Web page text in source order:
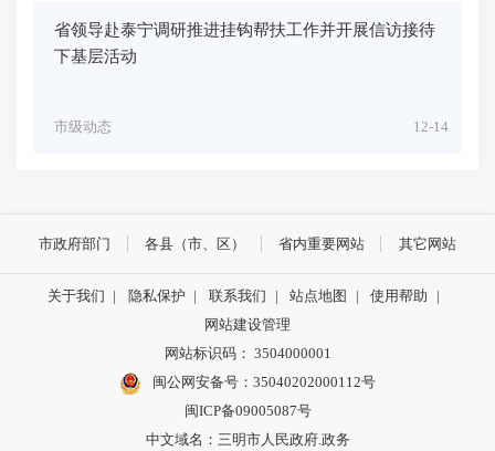
省领导赴泰宁调研推进挂钩帮扶工作并开展信访接待
下基层活动
12-14
市级动态
市政府部门 各县（市、区） 省内重要网站 其它网站
关于我们 | 隐私保护 | 联系我们 | 站点地图 | 使用帮助
|
网站建设管理
网站标识码： 3504000001
闽公网安备号：35040202000112号
闽ICP备09005087号
中文域名：三明市人民政府.政务